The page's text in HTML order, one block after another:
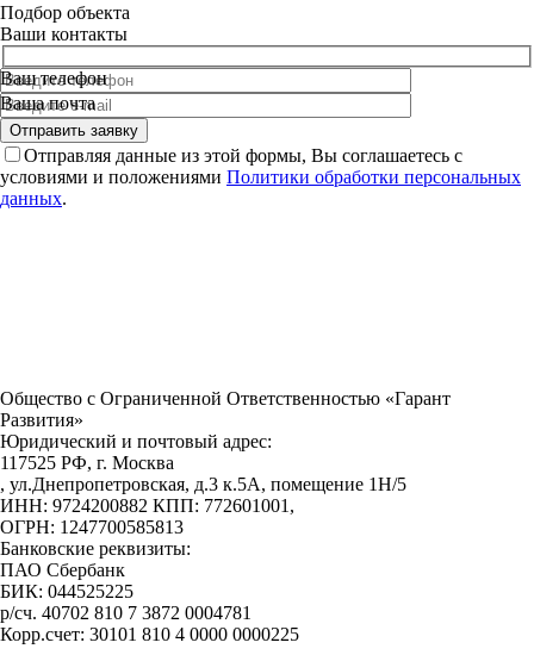
Подбор объекта
Ваши контакты
Ваш телефон
Ваша почта
Отправляя данные из этой формы, Вы соглашаетесь с
условиями и положениями Политики обработки персональных
данных.
Общество с Ограниченной Ответственностью «Гарант
Развития»
Юридический и почтовый адрес:
117525 РФ, г. Москва
, ул.Днепропетровская, д.3 к.5А, помещение 1Н/5
ИНН: 9724200882 КПП: 772601001,
ОГРН: 1247700585813
Банковские реквизиты:
ПАО Сбербанк
БИК: 044525225
р/сч. 40702 810 7 3872 0004781
Корр.счет: 30101 810 4 0000 0000225